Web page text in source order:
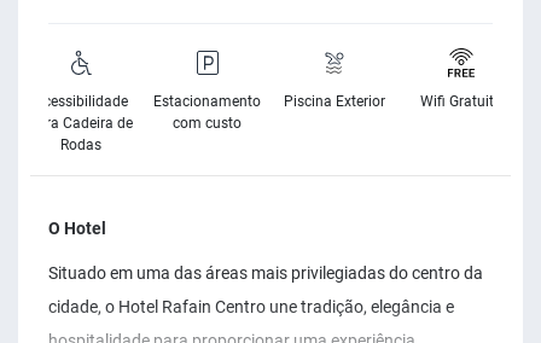
Acessibilidade
para Cadeira de
Rodas
Estacionamento
com custo
Piscina Exterior Wifi Gratuito
O Hotel
Situado em uma das áreas mais privilegiadas do centro da
cidade, o Hotel Rafain Centro une tradição, elegância e